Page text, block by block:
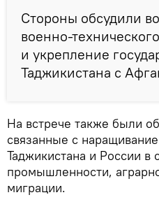
Стороны обсудили
военно-
и укрепление
Таджикистана с
На встрече также были
связанные с
Таджикистана и России в
промышленности,
миграции.